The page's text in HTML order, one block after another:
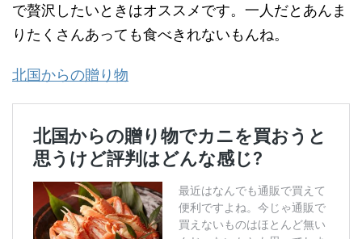
で贅沢したいときはオススメです。一人だとあんま
りたくさんあっても食べきれないもんね。
北国からの贈り物